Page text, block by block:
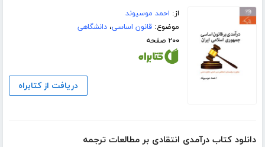
از: احمد موسیوند
موضوع:قانون اساسی،دانشگاهی
۲۰۰ صفحه
دریافت از کتابراه
دانلود کتاب درآمدی انتقادی بر مطالعات ترجمه